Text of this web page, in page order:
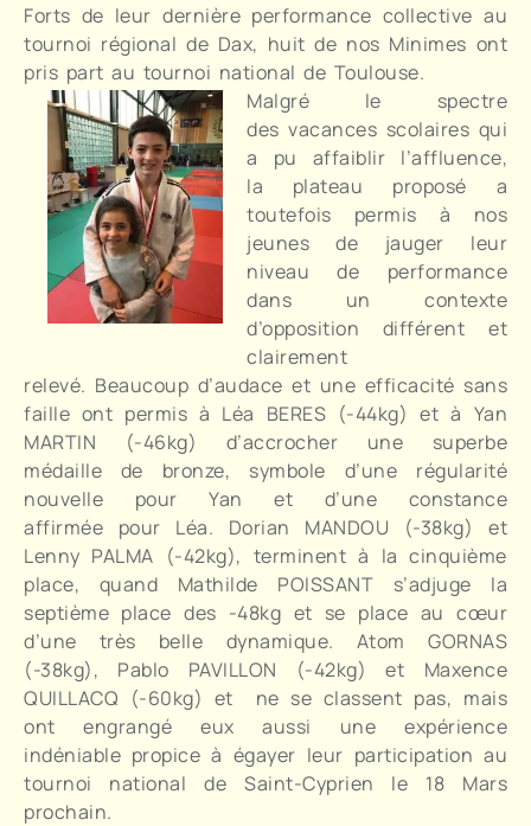
Forts de leur dernière performance collective au
tournoi régional de Dax, huit de nos Minimes ont
pris part au tournoi national de Toulouse.
Malgré le spectre
des vacances scolaires qui
a pu affaiblir l’affluence,
la plateau proposé a
toutefois permis à nos
jeunes de jauger leur
niveau de performance
dans un contexte
d’opposition différent et
clairement
relevé. Beaucoup d’audace et une efficacité sans
faille ont permis à Léa BERES (-44kg) et à Yan
MARTIN (-46kg) d’accrocher une superbe
médaille de bronze, symbole d’une régularité
nouvelle pour Yan et d’une constance
affirmée pour Léa. Dorian MANDOU (-38kg) et
Lenny PALMA (-42kg), terminent à la cinquième
place, quand Mathilde POISSANT s’adjuge la
septième place des -48kg et se place au cœur
d’une très belle dynamique. Atom GORNAS
(-38kg), Pablo PAVILLON (-42kg) et Maxence
QUILLACQ (-60kg) et ne se classent pas, mais
ont engrangé eux aussi une expérience
indéniable propice à égayer leur participation au
tournoi national de Saint-Cyprien le 18 Mars
prochain.